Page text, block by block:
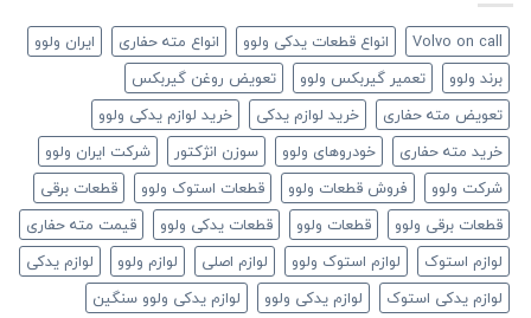
Volvo on call انواع قطعات یدکی ولوو انواع مته حفاری
ایران ولوو
برند ولوو
تعمیر گیربکس ولوو
تعویض روغن گیربکس
تعویض مته حفاری
خرید لوازم یدکی
خرید لوازم یدکی ولوو
خرید مته حفاری
خودروهای ولوو سوزن انژکتور
شرکت ایران ولوو
شرکت ولوو
فروش قطعات ولوو قطعات استوک ولوو
قطعات برقی
قطعات برقی ولوو
قطعات ولوو قطعات یدکی ولوو
قیمت مته حفاری
لوازم استوک
لوازم استوک ولوو لوازم اصلی لوازم ولوو
لوازم یدکی
لوازم یدکی استوک
لوازم یدکی ولوو
لوازم یدکی ولوو سنگین